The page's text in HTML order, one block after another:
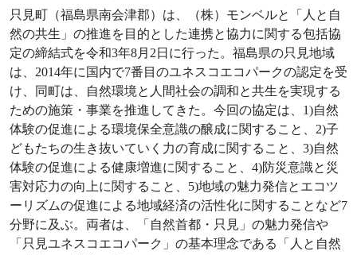
只見町（福島県南会津郡）は、（株）モンベルと「人と自
然の共生」の推進を目的とした連携と協力に関する包括協
定の締結式を令和3年8月2日に行った。福島県の只見地域
は、2014年に国内で7番目のユネスコエコパークの認定を受
け、同町は、自然環境と人間社会の調和と共生を実現する
ための施策・事業を推進してきた。今回の協定は、1)自然
体験の促進による環境保全意識の醸成に関すること、2)子
どもたちの生き抜いていく力の育成に関すること、3)自然
体験の促進による健康増進に関すること、4)防災意識と災
害対応力の向上に関すること、5)地域の魅力発信とエコツ
ーリズムの促進による地域経済の活性化に関することなど7
分野に及ぶ。両者は、「自然首都・只見」の魅力発信や
「只見ユネスコエコパーク」の基本理念である「人と自然